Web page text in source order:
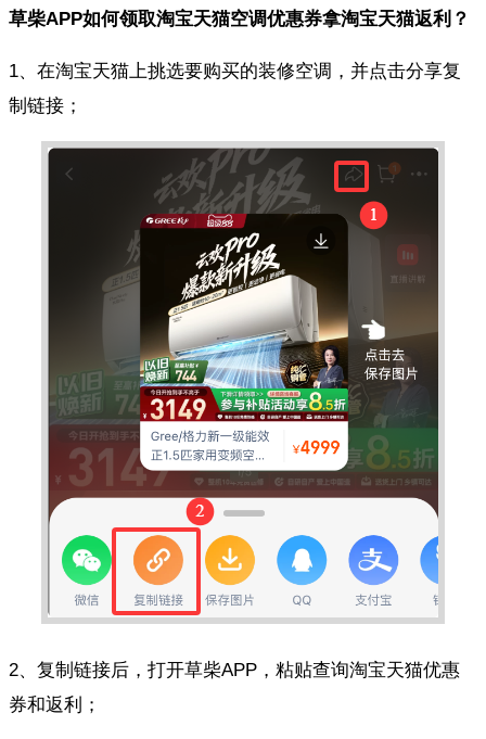
草柴APP如何领取淘宝天猫空调优惠券拿淘宝天猫返利？
1、在淘宝天猫上挑选要购买的装修空调，并点击分享复
制链接；
2、复制链接后，打开草柴APP，粘贴查询淘宝天猫优惠
券和返利；